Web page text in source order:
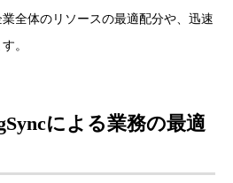
業全体のリソースの最適配分や、迅速
。
による業務の最適